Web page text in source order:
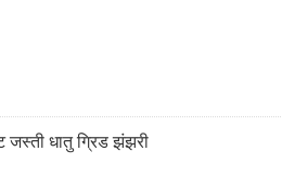
जस्ती धातु ग्रिड झंझरी